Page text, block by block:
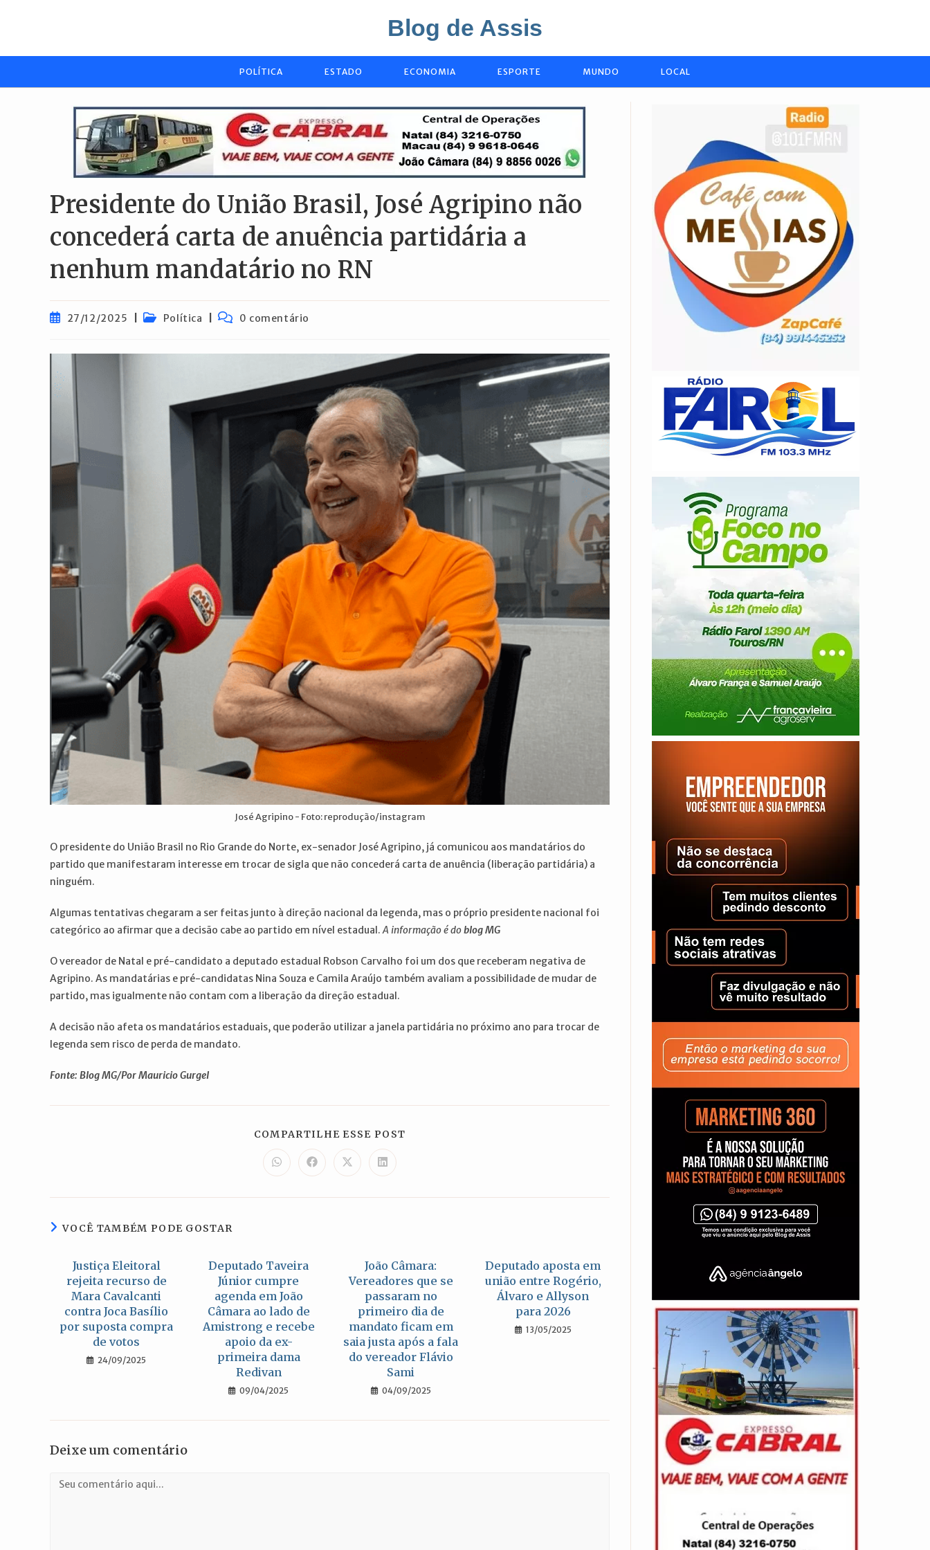
conteúdo
Blog de Assis
POLÍTICA ESTADO ECONOMIA ESPORTE MUNDO LOCAL
Presidente do União Brasil, José Agripino não
concederá carta de anuência partidária a
nenhum mandatário no RN
Post27/12/2025
Categoria
Política
Comentários
0 comentário
José Agripino - Foto: reprodução/instagram
O presidente do União Brasil no Rio Grande do Norte, ex-senador José Agripino, já comunicou aos mandatários do
partido que manifestaram interesse em trocar de sigla que não concederá carta de anuência (liberação partidária) a
ninguém.
Algumas tentativas chegaram a ser feitas junto à direção nacional da legenda, mas o próprio presidente nacional foi
categórico ao afirmar que a decisão cabe ao partido em nível estadual.A informação é doblog MG
O vereador de Natal e pré-candidato a deputado estadual Robson Carvalho foi um dos que receberam negativa de
Agripino. As mandatárias e pré-candidatas Nina Souza e Camila Araújo também avaliam a possibilidade de mudar de
partido, mas igualmente não contam com a liberação da direção estadual.
A decisão não afeta os mandatários estaduais, que poderão utilizar a janela partidária no próximo ano para trocar de
legenda sem risco de perda de mandato.
Fonte: Blog MG/Por Mauricio Gurgel
COMPARTILHE ESSE POST
Abre
em
nova
Abre
em
nova
Abre
em
nova
Abre
em
nova
VOCÊ TAMBÉM PODE GOSTAR
Justiça Eleitoral
rejeita recurso de
Mara Cavalcanti
contra Joca Basílio
por suposta compra
de votos
24/09/2025
Deputado Taveira
Júnior cumpre
agenda em João
Câmara ao lado de
Amistrong e recebe
apoio da ex-
primeira dama
Redivan
09/04/2025
João Câmara:
Vereadores que se
passaram no
primeiro dia de
mandato ficam em
saia justa após a fala
do vereador Flávio
Sami
04/09/2025
Deputado aposta em
união entre Rogério,
Álvaro e Allyson
para 2026
13/05/2025
Deixe um comentário
Comentário